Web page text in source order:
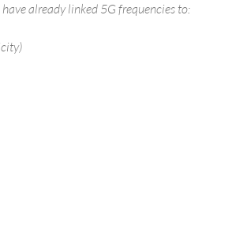
already linked 5G frequencies to: